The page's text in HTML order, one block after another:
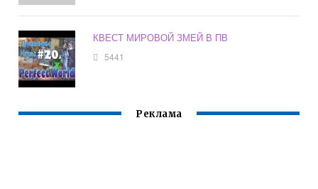
КВЕСТ МИРОВОЙ ЗМЕЙ В ПВ
5441
Реклама